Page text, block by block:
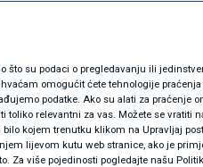
što su podaci o pregledavanju ili
omogućit ćete tehnologije praćenja
podatke. Ako su alati za praćenje
relevantni za vas. Možete se vratiti
kojem trenutku klikom na Upravljaj
lijevom kutu web stranice, ako je
Za više pojedinosti pogledajte našu